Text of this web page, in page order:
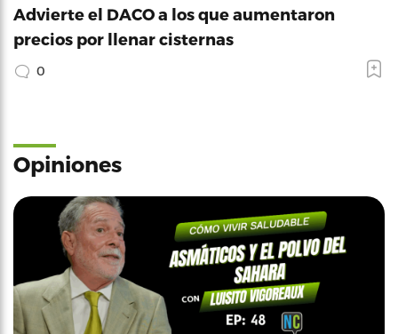
Advierte el DACO a los que aumentaron
precios por llenar cisternas
0
Opiniones